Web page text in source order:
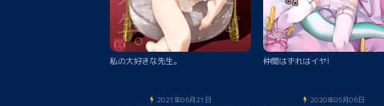
私の大好きな先生。 仲間はずれはイヤ!
2021年06月21日 2020年05月06日